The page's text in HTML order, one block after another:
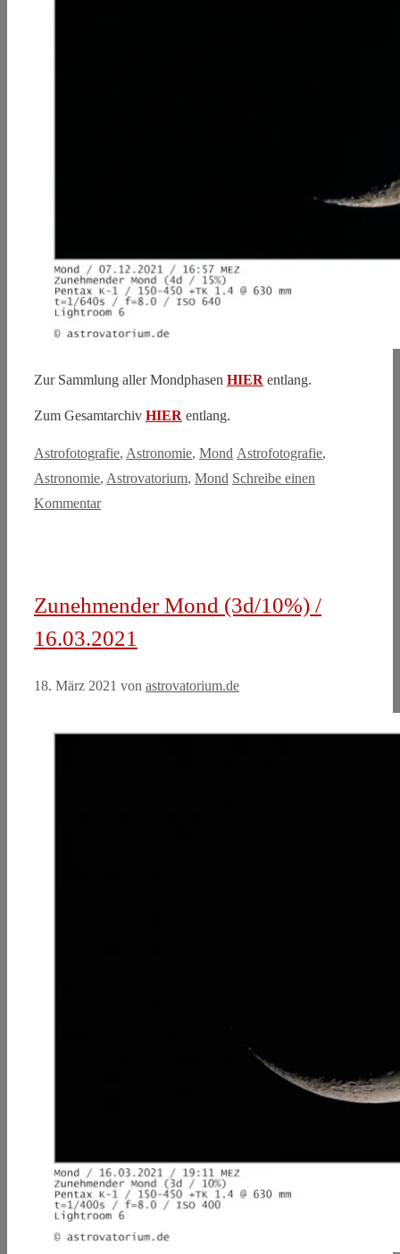
Zur Sammlung aller Mondphasen HIER entlang.
Zum Gesamtarchiv HIER entlang.
Kategorien
Astrofotografie, Astronomie, Mond Schlagwörter
Astrofotografie,
Astronomie, Astrovatorium, Mond Schreibe einen
Kommentar
Zunehmender Mond (3d/10%) /
16.03.2021
18. März 2021 von astrovatorium.de